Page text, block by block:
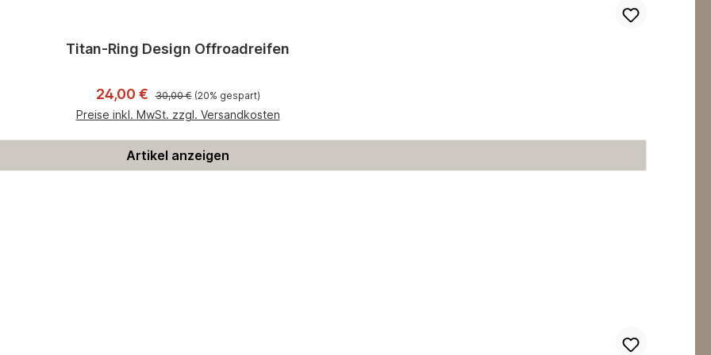
Titan-Ring Design Offroadreifen
Verkaufspreis:
24,00 € Regulärer Preis:
30,00 € (20% gespart)
Preise inkl. MwSt. zzgl. Versandkosten
Artikel anzeigen